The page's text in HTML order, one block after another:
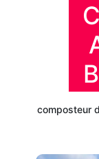
composteur